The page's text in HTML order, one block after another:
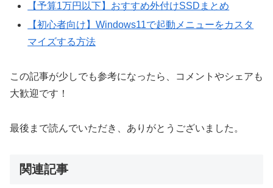
【予算1万円以下】おすすめ外付けSSDまとめ
【初心者向け】Windows11で起動メニューをカスタ
マイズする方法
この記事が少しでも参考になったら、コメントやシェアも
大歓迎です！
最後まで読んでいただき、ありがとうございました。
関連記事